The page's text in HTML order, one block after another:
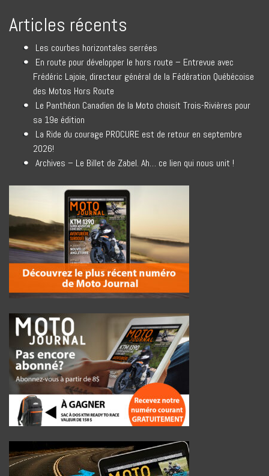
Articles récents
Les courbes horizontales serrées
En route pour développer le hors route – Entrevue avec
Frédéric Lajoie, directeur général de la Fédération Québécoise
des Motos Hors Route
Le Panthéon Canadien de la Moto choisit Trois-Rivières pour
sa 19e édition
La Ride du courage PROCURE est de retour en septembre
2026!
Archives – Le Billet de Zabel. Ah… ce lien qui nous unit !